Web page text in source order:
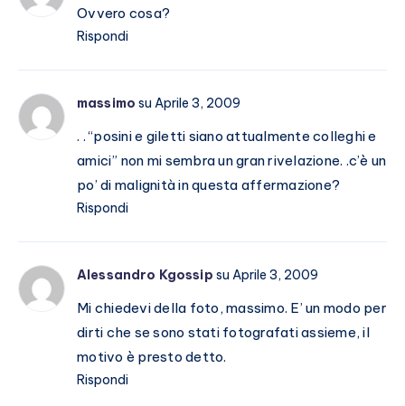
Ovvero cosa?
Rispondi
massimo su Aprile 3, 2009
. . “posini e giletti siano attualmente colleghi e
amici” non mi sembra un gran rivelazione. .c’è un
po’ di malignità in questa affermazione?
Rispondi
Alessandro Kgossip su Aprile 3, 2009
Mi chiedevi della foto, massimo. E’ un modo per
dirti che se sono stati fotografati assieme, il
motivo è presto detto.
Rispondi